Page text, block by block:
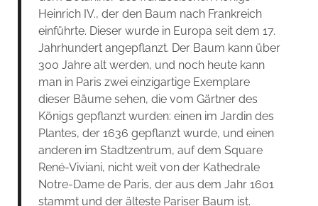
Heinrich IV., der den Baum nach Frankreich
einführte. Dieser wurde in Europa seit dem 17.
Jahrhundert angepflanzt. Der Baum kann über
300 Jahre alt werden, und noch heute kann
man in Paris zwei einzigartige Exemplare
dieser Bäume sehen, die vom Gärtner des
Königs gepflanzt wurden: einen im Jardin des
Plantes, der 1636 gepflanzt wurde, und einen
anderen im Stadtzentrum, auf dem Square
René-Viviani, nicht weit von der Kathedrale
Notre-Dame de Paris, der aus dem Jahr 1601
stammt und der älteste Pariser Baum ist.